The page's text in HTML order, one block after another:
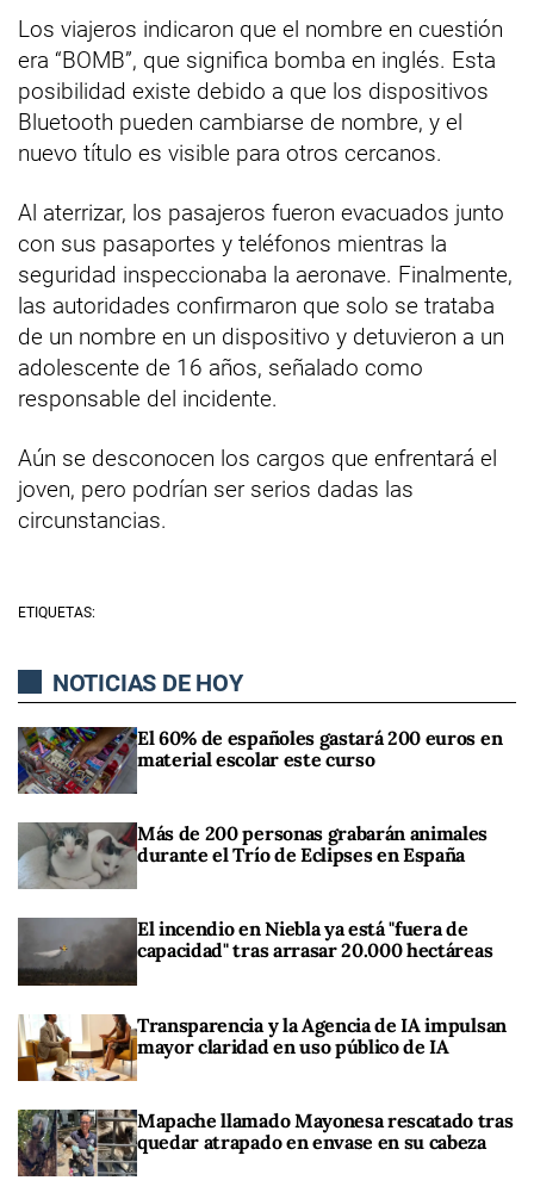
Los viajeros indicaron que el nombre en cuestión
era “BOMB”, que significa bomba en inglés. Esta
posibilidad existe debido a que los dispositivos
Bluetooth pueden cambiarse de nombre, y el
nuevo título es visible para otros cercanos.
Al aterrizar, los pasajeros fueron evacuados junto
con sus pasaportes y teléfonos mientras la
seguridad inspeccionaba la aeronave. Finalmente,
las autoridades confirmaron que solo se trataba
de un nombre en un dispositivo y detuvieron a un
adolescente de 16 años, señalado como
responsable del incidente.
Aún se desconocen los cargos que enfrentará el
joven, pero podrían ser serios dadas las
circunstancias.
ETIQUETAS:
NOTICIAS DE HOY
El 60% de españoles gastará 200 euros en
material escolar este curso
Más de 200 personas grabarán animales
durante el Trío de Eclipses en España
El incendio en Niebla ya está "fuera de
capacidad" tras arrasar 20.000 hectáreas
Transparencia y la Agencia de IA impulsan
mayor claridad en uso público de IA
Mapache llamado Mayonesa rescatado tras
quedar atrapado en envase en su cabeza